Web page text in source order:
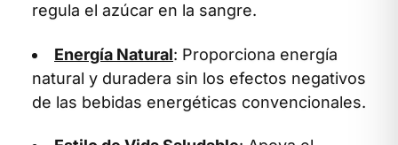
regula el azúcar en la sangre.
Energía Natural: Proporciona energía
natural y duradera sin los efectos negativos
de las bebidas energéticas convencionales.